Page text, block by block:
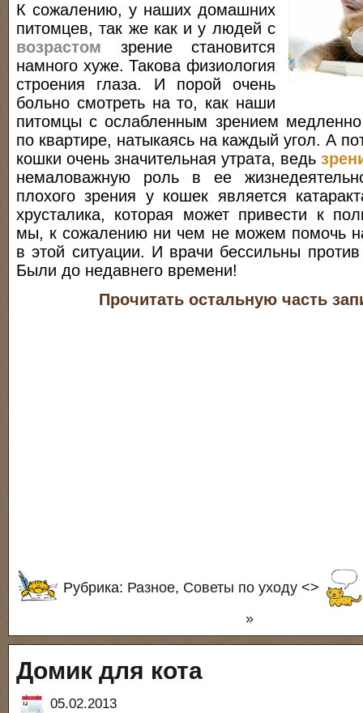
К сожалению, у наших домашних
питомцев, так же как и у людей с
возрастом зрение становится
намного хуже. Такова физиология
строения глаза. И порой очень
больно смотреть на то, как наши
питомцы с ослабленным зрением медленно
по квартире, натыкаясь на каждый угол. А
кошки очень значительная утрата, ведь
немаловажную роль в ее
плохого зрения у кошек является
хрусталика, которая может привести к
мы, к сожалению ни чем не можем помочь
в этой ситуации. И врачи бессильны
Были до недавнего времени!
Прочитать остальную часть
Рубрика: Разное, Советы по уходу <>
»
Домик для кота
05.02.2013